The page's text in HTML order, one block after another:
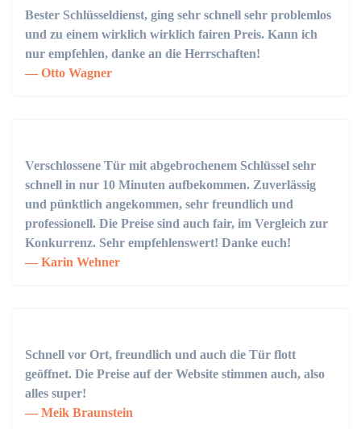
Bester Schlüsseldienst, ging sehr schnell sehr problemlos
und zu einem wirklich wirklich fairen Preis. Kann ich
nur empfehlen, danke an die Herrschaften!
Otto Wagner
Verschlossene Tür mit abgebrochenem Schlüssel sehr
schnell in nur 10 Minuten aufbekommen. Zuverlässig
und pünktlich angekommen, sehr freundlich und
professionell. Die Preise sind auch fair, im Vergleich zur
Konkurrenz. Sehr empfehlenswert! Danke euch!
Karin Wehner
Schnell vor Ort, freundlich und auch die Tür flott
geöffnet. Die Preise auf der Website stimmen auch, also
alles super!
Meik Braunstein